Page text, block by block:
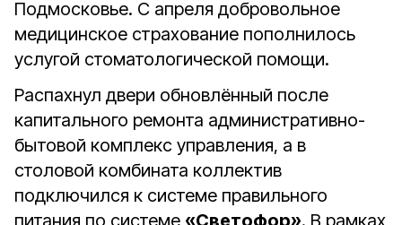
Подмосковье. С апреля добровольное
медицинское страхование пополнилось
услугой стоматологической помощи.
Распахнул двери обновлённый после
капитального ремонта административно-
бытовой комплекс управления, а в
столовой комбината коллектив
подключился к системе правильного
питания по системе «Светофор». В рамках